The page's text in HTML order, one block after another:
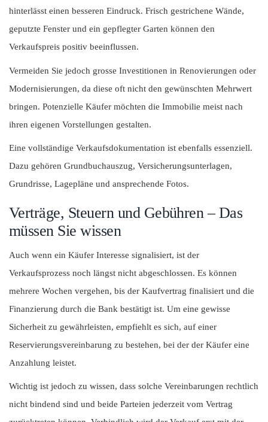
hinterlässt einen besseren Eindruck. Frisch gestrichene Wände,
geputzte Fenster und ein gepflegter Garten können den
Verkaufspreis positiv beeinflussen.
Vermeiden Sie jedoch grosse Investitionen in Renovierungen oder
Modernisierungen, da diese oft nicht den gewünschten Mehrwert
bringen. Potenzielle Käufer möchten die Immobilie meist nach
ihren eigenen Vorstellungen gestalten.
Eine vollständige Verkaufsdokumentation ist ebenfalls essenziell.
Dazu gehören Grundbuchauszug, Versicherungsunterlagen,
Grundrisse, Lagepläne und ansprechende Fotos.
Verträge, Steuern und Gebühren – Das
müssen Sie wissen
Auch wenn ein Käufer Interesse signalisiert, ist der
Verkaufsprozess noch längst nicht abgeschlossen. Es können
mehrere Wochen vergehen, bis der Kaufvertrag finalisiert und die
Finanzierung durch die Bank bestätigt ist. Um eine gewisse
Sicherheit zu gewährleisten, empfiehlt es sich, auf einer
Reservierungsvereinbarung zu bestehen, bei der der Käufer eine
Anzahlung leistet.
Wichtig ist jedoch zu wissen, dass solche Vereinbarungen rechtlich
nicht bindend sind und beide Parteien jederzeit vom Vertrag